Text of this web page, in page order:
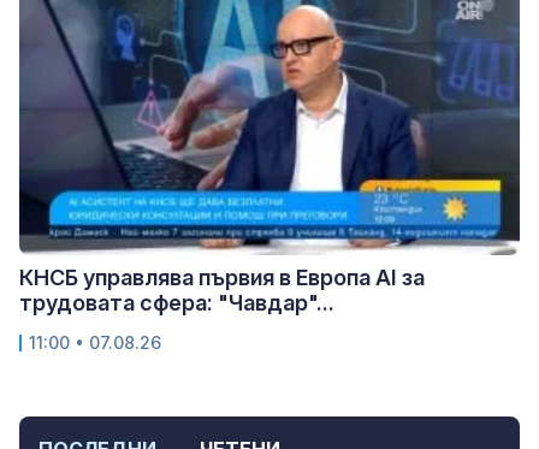
КНСБ управлява първия в Европа AI за
трудовата сфера: "Чавдар"...
11:00 • 07.08.26